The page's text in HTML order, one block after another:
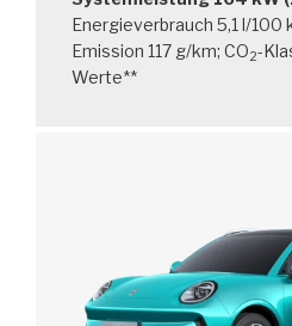
Energieverbrauch 5,1 l/100
Emission 117 g/km; CO2-
Werte**